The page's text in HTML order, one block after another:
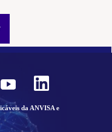
da ANVISA e